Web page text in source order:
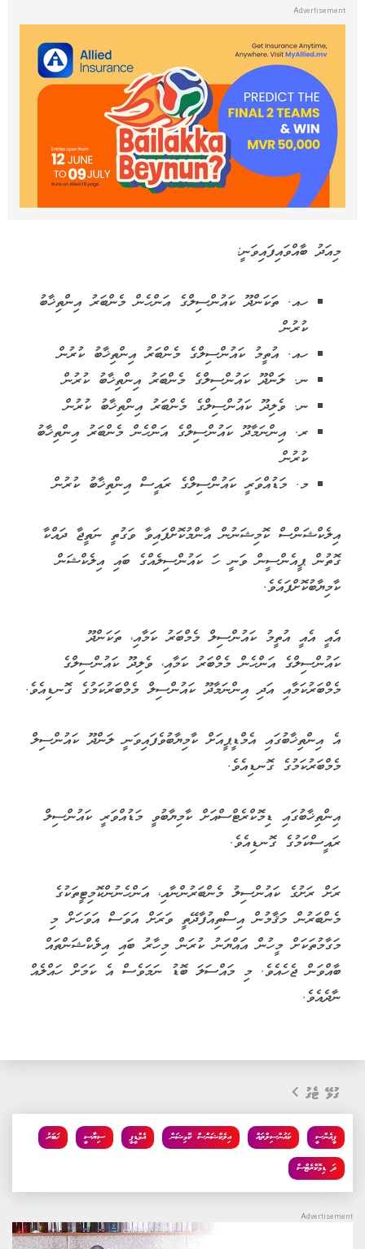
މިއަދު ބާއްވައިފައިވަނީ:
ހއ. ތަކަންދޫ ކައުންސިލްގެ އަންހެން މެންބަރު އިންތިޚާބު
ކުރުން
ހއ. އުތީމު ކައުންސިލްގެ މެންބަރު އިންތިޚާބު ކުރުން
ނ. ލަންދޫ ކައުންސިލްގެ މެންބަރު އިންތިޚާބު ކުރުން
ނ. ވެލިދޫ ކައުންސިލްގެ މެންބަރު އިންތިޚާބު ކުރުން
ރ. އިންނަމާދޫ ކައުންސިލްގެ އަންހެން މެންބަރު އިންތިޚާބު
ކުރުން
މ. މަޑުއްވަރީ ކައުންސިލްގެ ރައީސް އިންތިޚާބު ކުރުން
އިލެކްޝަންސް ކޮމިޝަނުން އާންމުކޮށްފައިވާ ވަގުތީ ނަތީޖާ ދައްކާ
ގޮތުން ޕީއެންސީން ވަނީ ހަ ކައުންސިލެއްގެ ބައި އިލެކްޝަން
ކާމިޔާބުކޮށްފައެވެ.
އެއީ އެއީ އުތީމު ކައުންސިލް މެމްބަރު ކަމާއި، ތަކަންދޫ
ކައުންސިލްގެ އަންހެން މެމްބަރު ކަމާއި، ވެލިދޫ ކައުންސިލްގެ
މެމްބަރުކަމާއި އަދި އިންނަމާދޫ ކައުންސިލް މެމްބަރުކަމުގެ ގޮނޑިއެވެ.
އެ އިންތިޚާބުގައި އެމްޑީޕީއަށް ކާމިޔާބުވެފައިވަނީ ލަންދޫ ކައުންސިލް
މެމްބަރުކަމުގެ ގޮނޑިއެވެ.
އިންތިޚާބުގައި ޑިމޮކްރެޓްސްއަށް ކާމިޔާބުވީ މަޑުއްވަރީ ކައުންސިލް
ރައީސްކަމުގެ ގޮނޑިއެވެ.
ރަށް ރަށުގެ ކައުންސިލު މެންބަރުންނާއި، އަންހެނުންކޮމިޓީތަކުގެ
މެންބަރުން މަޤާމުން އިސްތިއުފާދޭތީ ވަރަށް އަވަސް އަވަހަށް މި
މަގާމުތަކަށް މީހުން އައްޔަނު ކުރަން މިހާރު ބައި އިލެކްޝަންތައް
ބާއްވަން ޖެހެއެވެ. މި މައްސަލަ ބޮޑު ނަމަވެސް އެ ކަމަށް ހައްލެއް
ނާދެއެވެ.
ގުޅޭ ޓެގު
ޚަބަރު ސިޔާސީ އެމްޑީޕީ އިލެކްޝަންސް ކޮމިޝަން ކައުންސިލްތައް ޕީއެންސީ
ދަ ޑިމޮކްރެޓްސް